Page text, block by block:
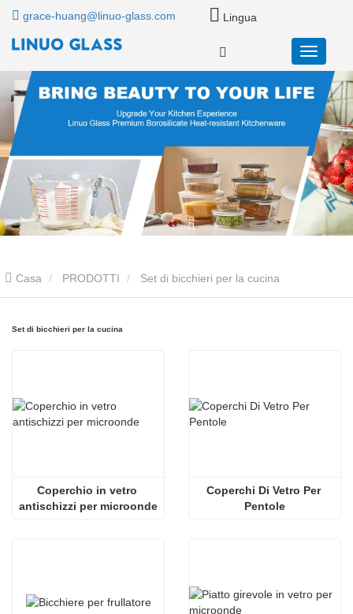
grace-huang@linuo-glass.com Lingua
Casa PRODOTTI Set di bicchieri per la cucina
Set di bicchieri per la cucina
Coperchio in vetro
antischizzi per microonde
Coperchi Di Vetro Per
Pentole